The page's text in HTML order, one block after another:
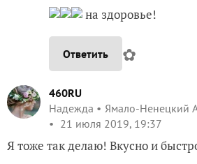
на здоровье!
Ответить ✿
460RU
Надежда
Ямало-Ненецкий
21 июля 2019, 19:37
Я тоже так делаю! Вкусно и